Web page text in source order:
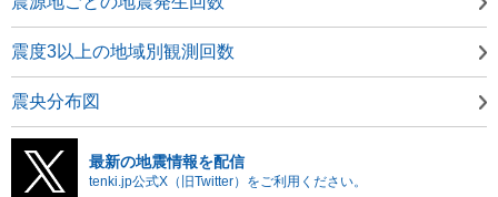
震度3以上の地域別観測回数
震央分布図
最新の地震情報を配信
tenki.jp公式X（旧Twitter）をご利用ください。